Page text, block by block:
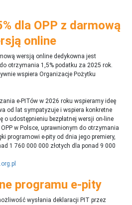
dla OPP z darmową
online
wersją online dedykowna jest
otrzymania 1,5% podatku za 2025 rok.
wspiera Organizacje Pożytku
e-PITów w 2026 roku wspieramy ideę
od lat sympatyzuje i wspiera konkretne
o udostępnieniu bezpłatnej wersji on-line
w Polsce, uprawnionym do otrzymania
programowi e-pity od dnia jego premiery,
1 760 000 000 złotych dla ponad 9 000
programu e-pity
wysłania deklaracji PIT przez